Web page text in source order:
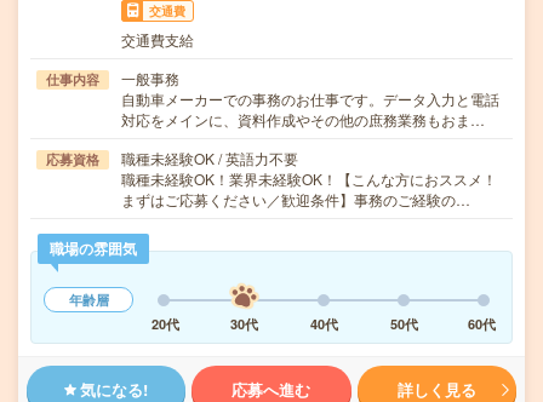
交通費
交通費支給
仕事内容
一般事務
自動車メーカーでの事務のお仕事です。データ入力と電話
対応をメインに、資料作成やその他の庶務業務もおま…
応募資格
職種未経験OK / 英語力不要
職種未経験OK！業界未経験OK！【こんな方におススメ！
まずはご応募ください／歓迎条件】事務のご経験の…
職場の雰囲気
年齢層
20代
30代 40代 50代 60代
気になる! 応募へ進む 詳しく見る